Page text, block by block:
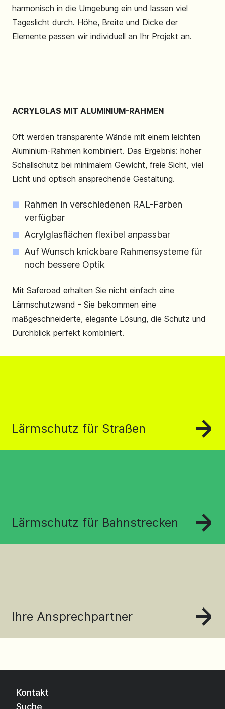
harmonisch in die Umgebung ein und lassen viel
Tageslicht durch. Höhe, Breite und Dicke der
Elemente passen wir individuell an Ihr Projekt an.
ACRYLGLAS MIT ALUMINIUM-RAHMEN
Oft werden transparente Wände mit einem leichten
Aluminium-Rahmen kombiniert. Das Ergebnis: hoher
Schallschutz bei minimalem Gewicht, freie Sicht, viel
Licht und optisch ansprechende Gestaltung.
Rahmen in verschiedenen RAL-Farben
verfügbar
Acrylglasflächen flexibel anpassbar
Auf Wunsch knickbare Rahmensysteme für
noch bessere Optik
Mit Saferoad erhalten Sie nicht einfach eine
Lärmschutzwand - Sie bekommen eine
maßgeschneiderte, elegante Lösung, die Schutz und
Durchblick perfekt kombiniert.
Lärmschutz für Straßen
Lärmschutz für Bahnstrecken
Ihre Ansprechpartner
Kontakt
Suche